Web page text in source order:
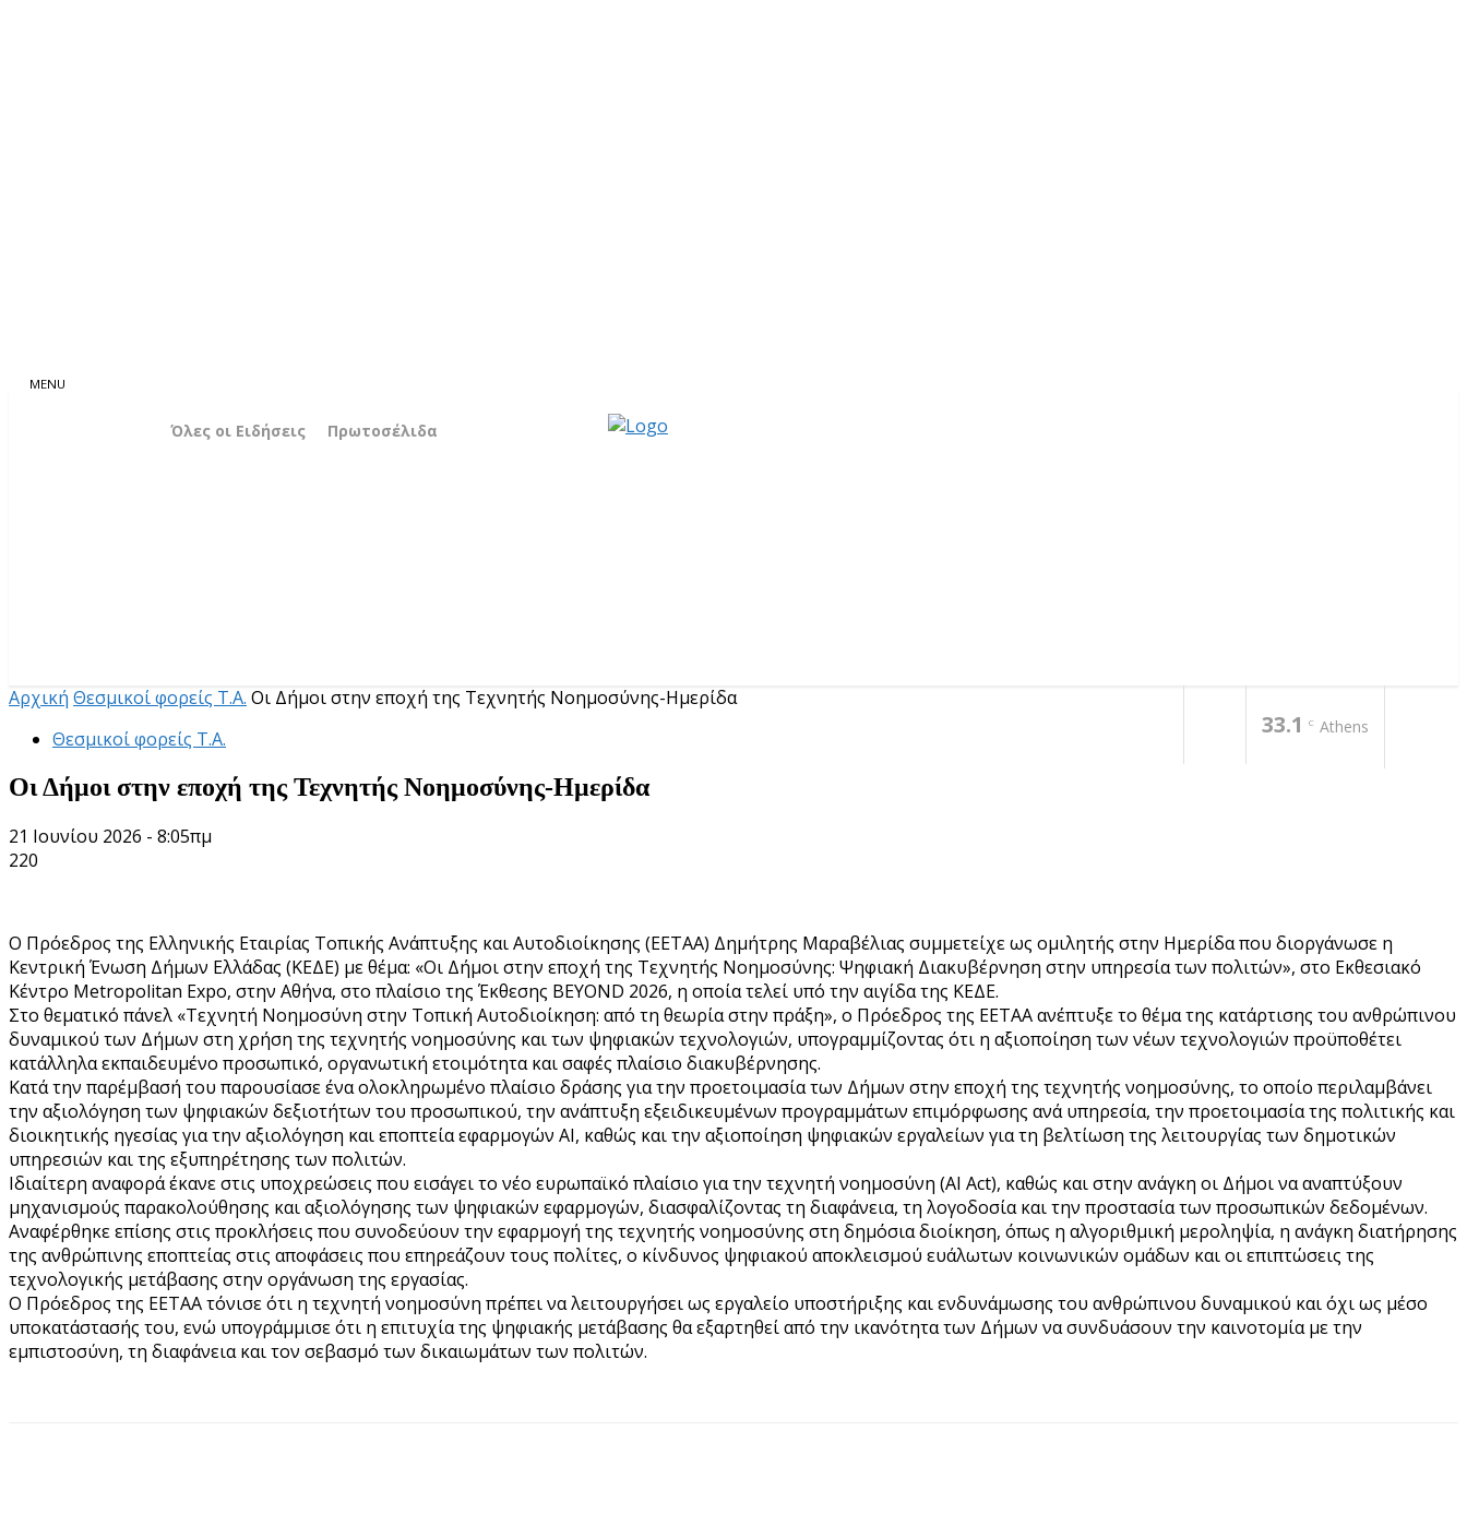
Όλες οι Ειδήσεις Πρωτοσέλιδα
33.1 C Athens
Αρχική Θεσμικοί φορείς Τ.Α. Οι Δήμοι στην εποχή της Τεχνητής Νοημοσύνης-Ημερίδα
Θεσμικοί φορείς Τ.Α.
Οι Δήμοι στην εποχή της Τεχνητής Νοημοσύνης-Ημερίδα
21 Ιουνίου 2026 - 8:05πμ
220
Ο Πρόεδρος της Ελληνικής Εταιρίας Τοπικής Ανάπτυξης και Αυτοδιοίκησης (ΕΕΤΑΑ) Δημήτρης Μαραβέλιας συμμετείχε ως ομιλητής στην Ημερίδα που διοργάνωσε η
Κεντρική Ένωση Δήμων Ελλάδας (ΚΕΔΕ) με θέμα: «Οι Δήμοι στην εποχή της Τεχνητής Νοημοσύνης: Ψηφιακή Διακυβέρνηση στην υπηρεσία των πολιτών», στο Εκθεσιακό
Κέντρο Metropolitan Expo, στην Αθήνα, στο πλαίσιο της Έκθεσης BEYOND 2026, η οποία τελεί υπό την αιγίδα της ΚΕΔΕ.
Στο θεματικό πάνελ «Τεχνητή Νοημοσύνη στην Τοπική Αυτοδιοίκηση: από τη θεωρία στην πράξη», ο Πρόεδρος της ΕΕΤΑΑ ανέπτυξε το θέμα της κατάρτισης του ανθρώπινου
δυναμικού των Δήμων στη χρήση της τεχνητής νοημοσύνης και των ψηφιακών τεχνολογιών, υπογραμμίζοντας ότι η αξιοποίηση των νέων τεχνολογιών προϋποθέτει
κατάλληλα εκπαιδευμένο προσωπικό, οργανωτική ετοιμότητα και σαφές πλαίσιο διακυβέρνησης.
Κατά την παρέμβασή του παρουσίασε ένα ολοκληρωμένο πλαίσιο δράσης για την προετοιμασία των Δήμων στην εποχή της τεχνητής νοημοσύνης, το οποίο περιλαμβάνει
την αξιολόγηση των ψηφιακών δεξιοτήτων του προσωπικού, την ανάπτυξη εξειδικευμένων προγραμμάτων επιμόρφωσης ανά υπηρεσία, την προετοιμασία της πολιτικής και
διοικητικής ηγεσίας για την αξιολόγηση και εποπτεία εφαρμογών ΑΙ, καθώς και την αξιοποίηση ψηφιακών εργαλείων για τη βελτίωση της λειτουργίας των δημοτικών
υπηρεσιών και της εξυπηρέτησης των πολιτών.
Ιδιαίτερη αναφορά έκανε στις υποχρεώσεις που εισάγει το νέο ευρωπαϊκό πλαίσιο για την τεχνητή νοημοσύνη (AI Act), καθώς και στην ανάγκη οι Δήμοι να αναπτύξουν
μηχανισμούς παρακολούθησης και αξιολόγησης των ψηφιακών εφαρμογών, διασφαλίζοντας τη διαφάνεια, τη λογοδοσία και την προστασία των προσωπικών δεδομένων.
Αναφέρθηκε επίσης στις προκλήσεις που συνοδεύουν την εφαρμογή της τεχνητής νοημοσύνης στη δημόσια διοίκηση, όπως η αλγοριθμική μεροληψία, η ανάγκη διατήρησης
της ανθρώπινης εποπτείας στις αποφάσεις που επηρεάζουν τους πολίτες, ο κίνδυνος ψηφιακού αποκλεισμού ευάλωτων κοινωνικών ομάδων και οι επιπτώσεις της
τεχνολογικής μετάβασης στην οργάνωση της εργασίας.
Ο Πρόεδρος της ΕΕΤΑΑ τόνισε ότι η τεχνητή νοημοσύνη πρέπει να λειτουργήσει ως εργαλείο υποστήριξης και ενδυνάμωσης του ανθρώπινου δυναμικού και όχι ως μέσο
υποκατάστασής του, ενώ υπογράμμισε ότι η επιτυχία της ψηφιακής μετάβασης θα εξαρτηθεί από την ικανότητα των Δήμων να συνδυάσουν την καινοτομία με την
εμπιστοσύνη, τη διαφάνεια και τον σεβασμό των δικαιωμάτων των πολιτών.